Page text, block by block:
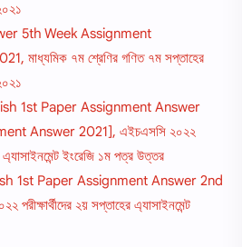
5th Week Assignment
মাধ্যমিক ৭ম শ্রেণির গণিত ৭ম সপ্তাহের
1st Paper Assignment Answer
Answer 2021], এইচএসসি ২০২২
এ্যাসাইনমেন্ট ইংরেজি ১ম পত্র উত্তর
1st Paper Assignment Answer 2nd
২য় সপ্তাহের এ্যাসাইনমেন্ট